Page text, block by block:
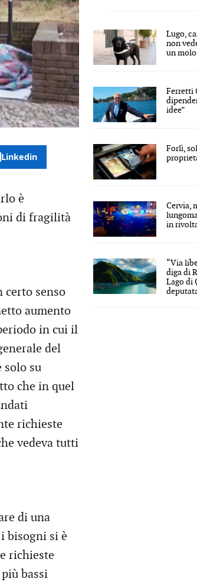
Linkedin
è
di fragilità
certo senso
aumento
in cui il
del
solo su
che in quel
richieste
vedeva tutti
di una
bisogni si è
richieste
bassi
Lugo,
non
un
Ferretti
idee”
Forlì,
Cervia,
in
“Via
diga di
Lago di